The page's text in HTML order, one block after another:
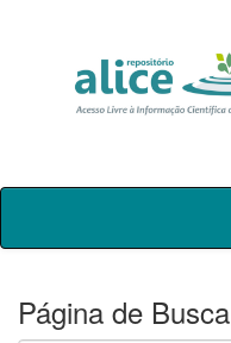
Skip
Página de Busca